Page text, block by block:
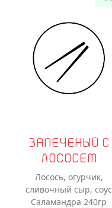
ЗАПЕЧЕНЫЙ С
ЛОСОСЕМ
Лосось, огурчик,
сливочный сыр, соус
Саламандра 240гр